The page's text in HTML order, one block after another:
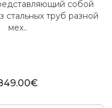
собой
стальных труб разной
мех..